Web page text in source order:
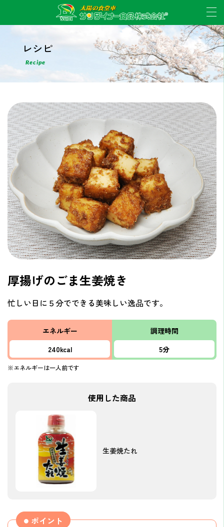
レシピ
Recipe
厚揚げのごま生姜焼き
忙しい日に５分でできる美味しい逸品です。
エネルギー
240kcal
調理時間
5分
※エネルギーは一人前です
使用した商品
生姜焼たれ
ポイント